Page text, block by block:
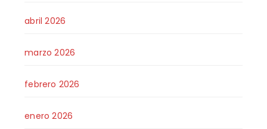
abril 2026
marzo 2026
febrero 2026
enero 2026